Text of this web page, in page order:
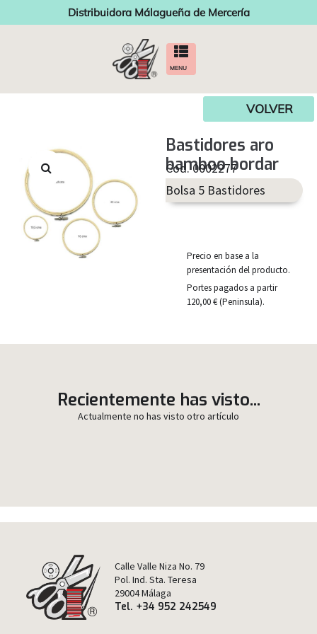
Distribuidora Málagueña de Mercería
MENU
VOLVER
Bastidores aro
bamboo bordar
Cod. 0002277
Bolsa 5 Bastidores
Precio en base a la
presentación del producto.
Portes pagados a partir
120,00 € (Peninsula).
Recientemente has visto...
Actualmente no has visto otro artículo
Calle Valle Niza No. 79
Pol. Ind. Sta. Teresa
29004 Málaga
Tel. +34 952 242549